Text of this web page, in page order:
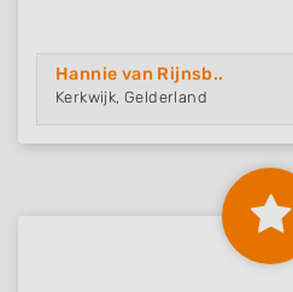
Hannie van Rijnsb..
Kerkwijk, Gelderland